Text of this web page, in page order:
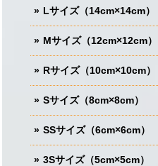
Lサイズ（14cm×14cm）
Mサイズ（12cm×12cm）
Rサイズ（10cm×10cm）
Sサイズ（8cm×8cm）
SSサイズ（6cm×6cm）
3Sサイズ（5cm×5cm）